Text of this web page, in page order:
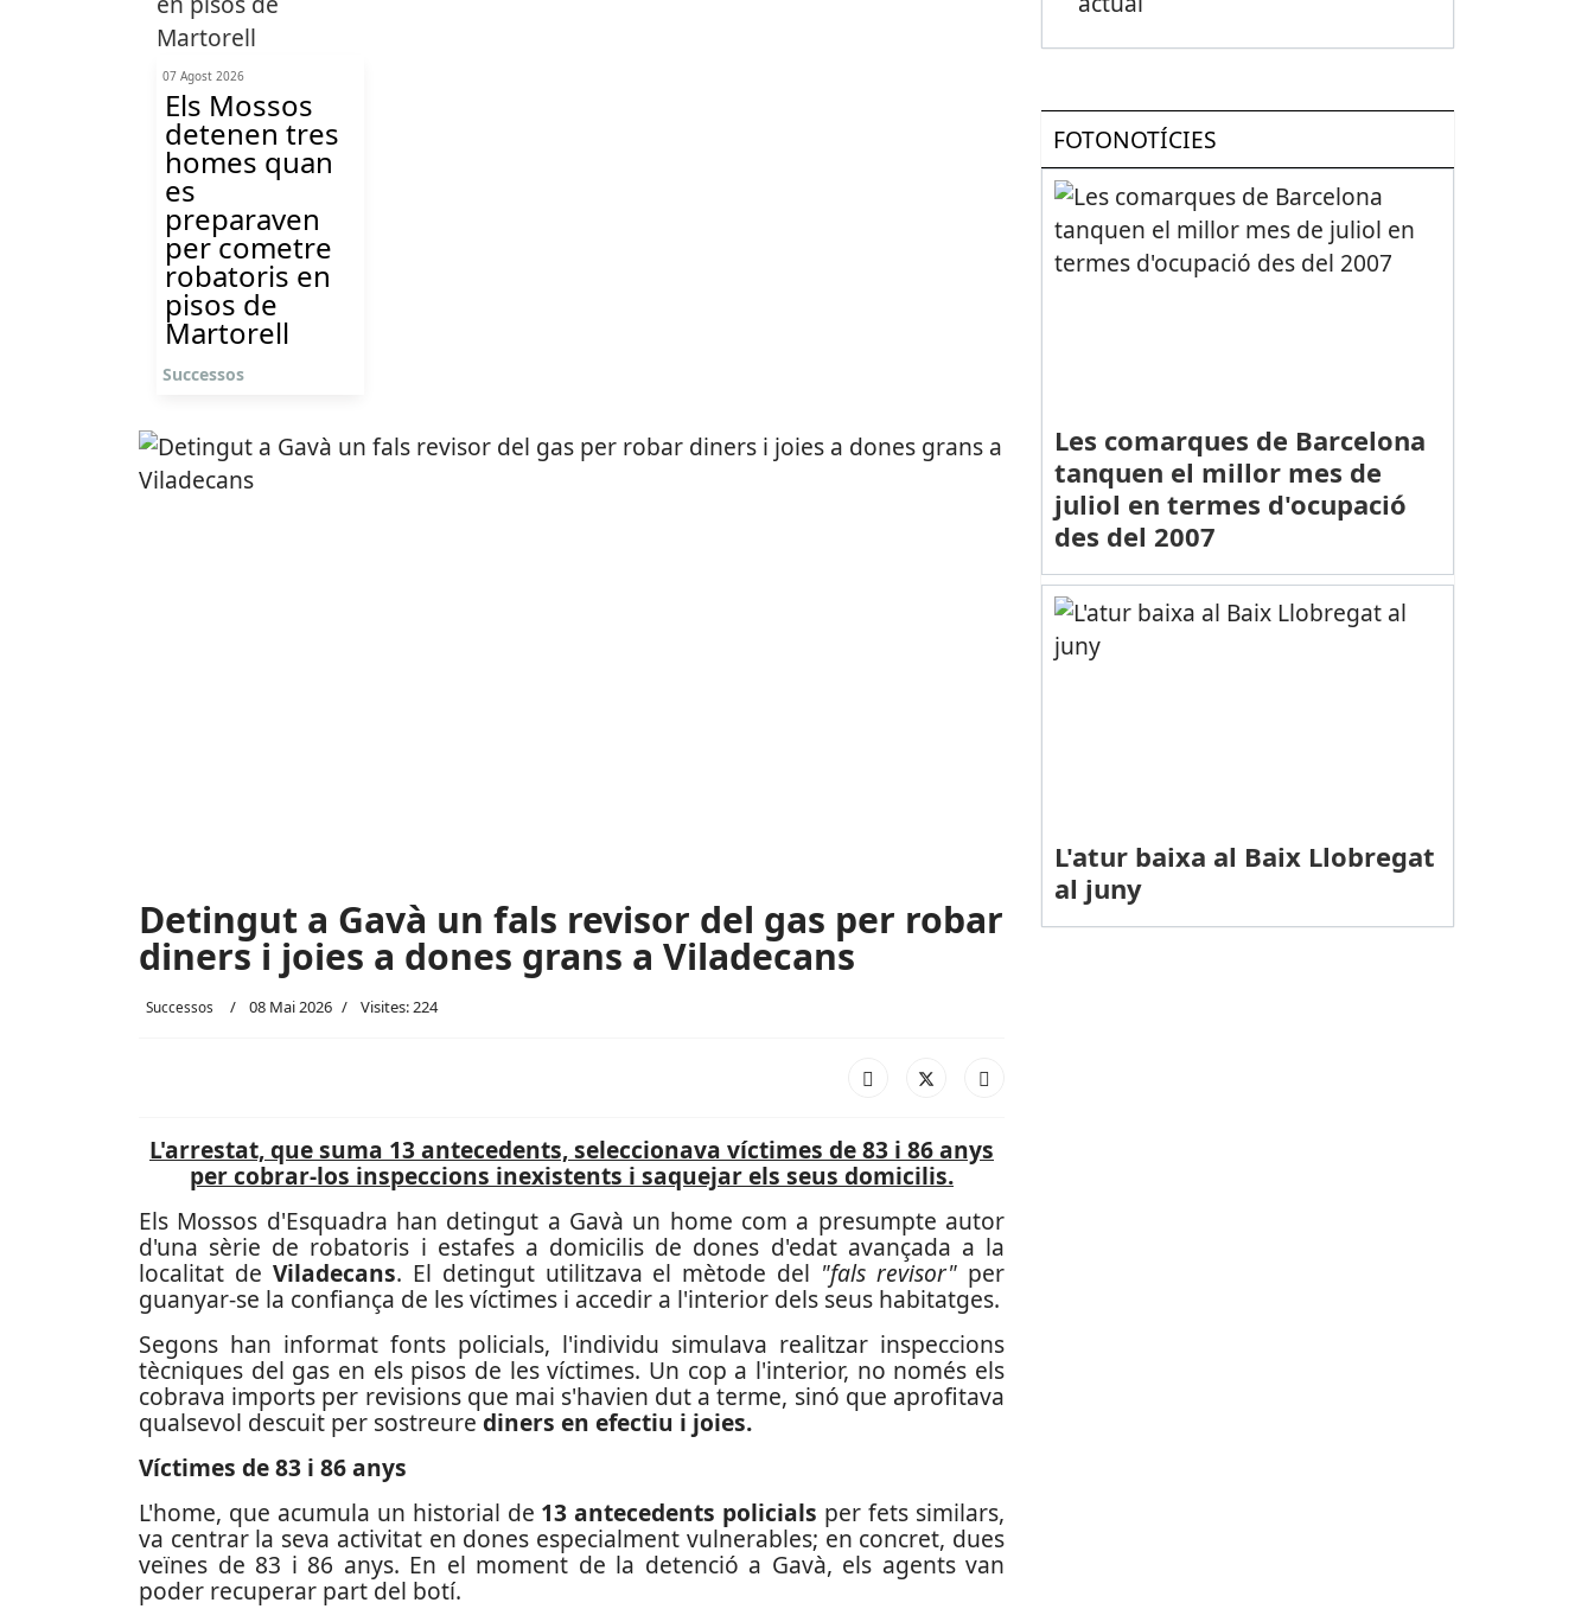
07 Agost 2026
Els Mossos
detenen tres
homes quan
es
preparaven
per cometre
robatoris en
pisos de
Martorell
Successos
Detingut a Gavà un fals revisor del gas per robar
diners i joies a dones grans a Viladecans
Successos 08 Mai 2026 Visites: 224
L'arrestat, que suma 13 antecedents, seleccionava víctimes de 83 i 86 anys
per cobrar-los inspeccions inexistents i saquejar els seus domicilis.
Els Mossos d'Esquadra han detingut a Gavà un home com a presumpte autor
d'una sèrie de robatoris i estafes a domicilis de dones d'edat avançada a la
localitat de Viladecans. El detingut utilitzava el mètode del "fals revisor" per
guanyar-se la confiança de les víctimes i accedir a l'interior dels seus habitatges.
Segons han informat fonts policials, l'individu simulava realitzar inspeccions
tècniques del gas en els pisos de les víctimes. Un cop a l'interior, no només els
cobrava imports per revisions que mai s'havien dut a terme, sinó que aprofitava
qualsevol descuit per sostreure diners en efectiu i joies.
Víctimes de 83 i 86 anys
L'home, que acumula un historial de 13 antecedents policials per fets similars,
va centrar la seva activitat en dones especialment vulnerables; en concret, dues
veïnes de 83 i 86 anys. En el moment de la detenció a Gavà, els agents van
poder recuperar part del botí.
FOTONOTÍCIES
Les comarques de Barcelona
tanquen el millor mes de
juliol en termes d'ocupació
des del 2007
L'atur baixa al Baix Llobregat
al juny